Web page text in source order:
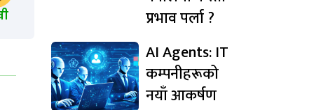
प्रभाव पर्ला ?
AI Agents: IT
कम्पनीहरूको
नयाँ आकर्षण